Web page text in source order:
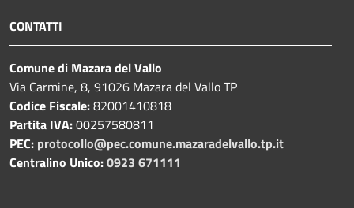
CONTATTI
Comune di Mazara del Vallo
Via Carmine, 8, 91026 Mazara del Vallo TP
Codice Fiscale:82001410818
Partita IVA:00257580811
PEC: protocollo@pec.comune.mazaradelvallo.tp.it
Centralino Unico:0923 671111